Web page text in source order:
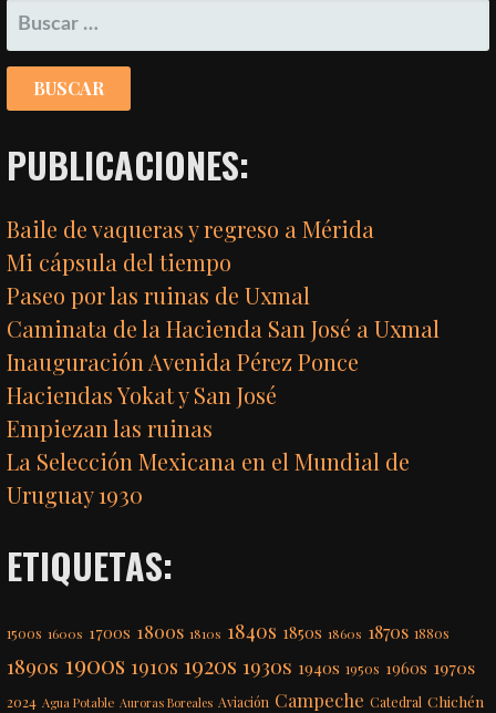
BUSCAR:
PUBLICACIONES:
Baile de vaqueras y regreso a Mérida
Mi cápsula del tiempo
Paseo por las ruinas de Uxmal
Caminata de la Hacienda San José a Uxmal
Inauguración Avenida Pérez Ponce
Haciendas Yokat y San José
Empiezan las ruinas
La Selección Mexicana en el Mundial de
Uruguay 1930
ETIQUETAS:
1500s 1600s 1700s 1800s 1810s 1840s 1850s 1860s 1870s 1880s
1890s 1900s 1910s 1920s 1930s 1940s 1950s 1960s 1970s
2024 Agua Potable Auroras Boreales Aviación Campeche Catedral Chichén